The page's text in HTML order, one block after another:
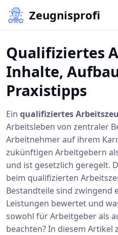
Zeugnisprofi
Qualifiziertes
Inhalte,
Praxistipps
Ein qualifiziertes
Arbeitsleben von zentraler
Arbeitnehmer auf ihrem
zukünftigen Arbeitgebern
und ist gesetzlich geregelt.
beim qualifizierten
Bestandteile sind zwingend
Leistungen bewertet und
sowohl für Arbeitgeber als
beachten? In diesem Artikel